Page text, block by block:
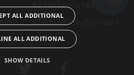
เรา
องเรา
ข้อกำหนดการใช้งาน
นโยบายความเป็นส่วนตัว
คุ้กกี้
ALL ADDITIONAL
ALL ADDITIONAL
SHOW DETAILS